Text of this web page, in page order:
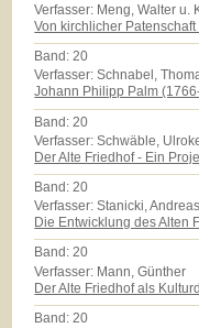
Verfasser: Meng, Walter u.
Von kirchlicher
Band:20
Verfasser: Schnabel,
Johann Philipp Palm
Band: 20
Verfasser: Schwäble,
Der Alte Friedhof - Ein
Band:20
Verfasser: Stanicki, Andreas
Die Entwicklung des Alten
Band:20
Verfasser: Mann, Günther
Der Alte Friedhof als
Band:20